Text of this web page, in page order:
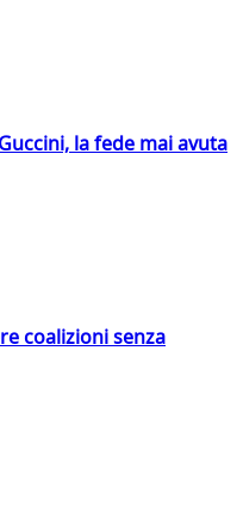
la fede mai avuta
coalizioni senza